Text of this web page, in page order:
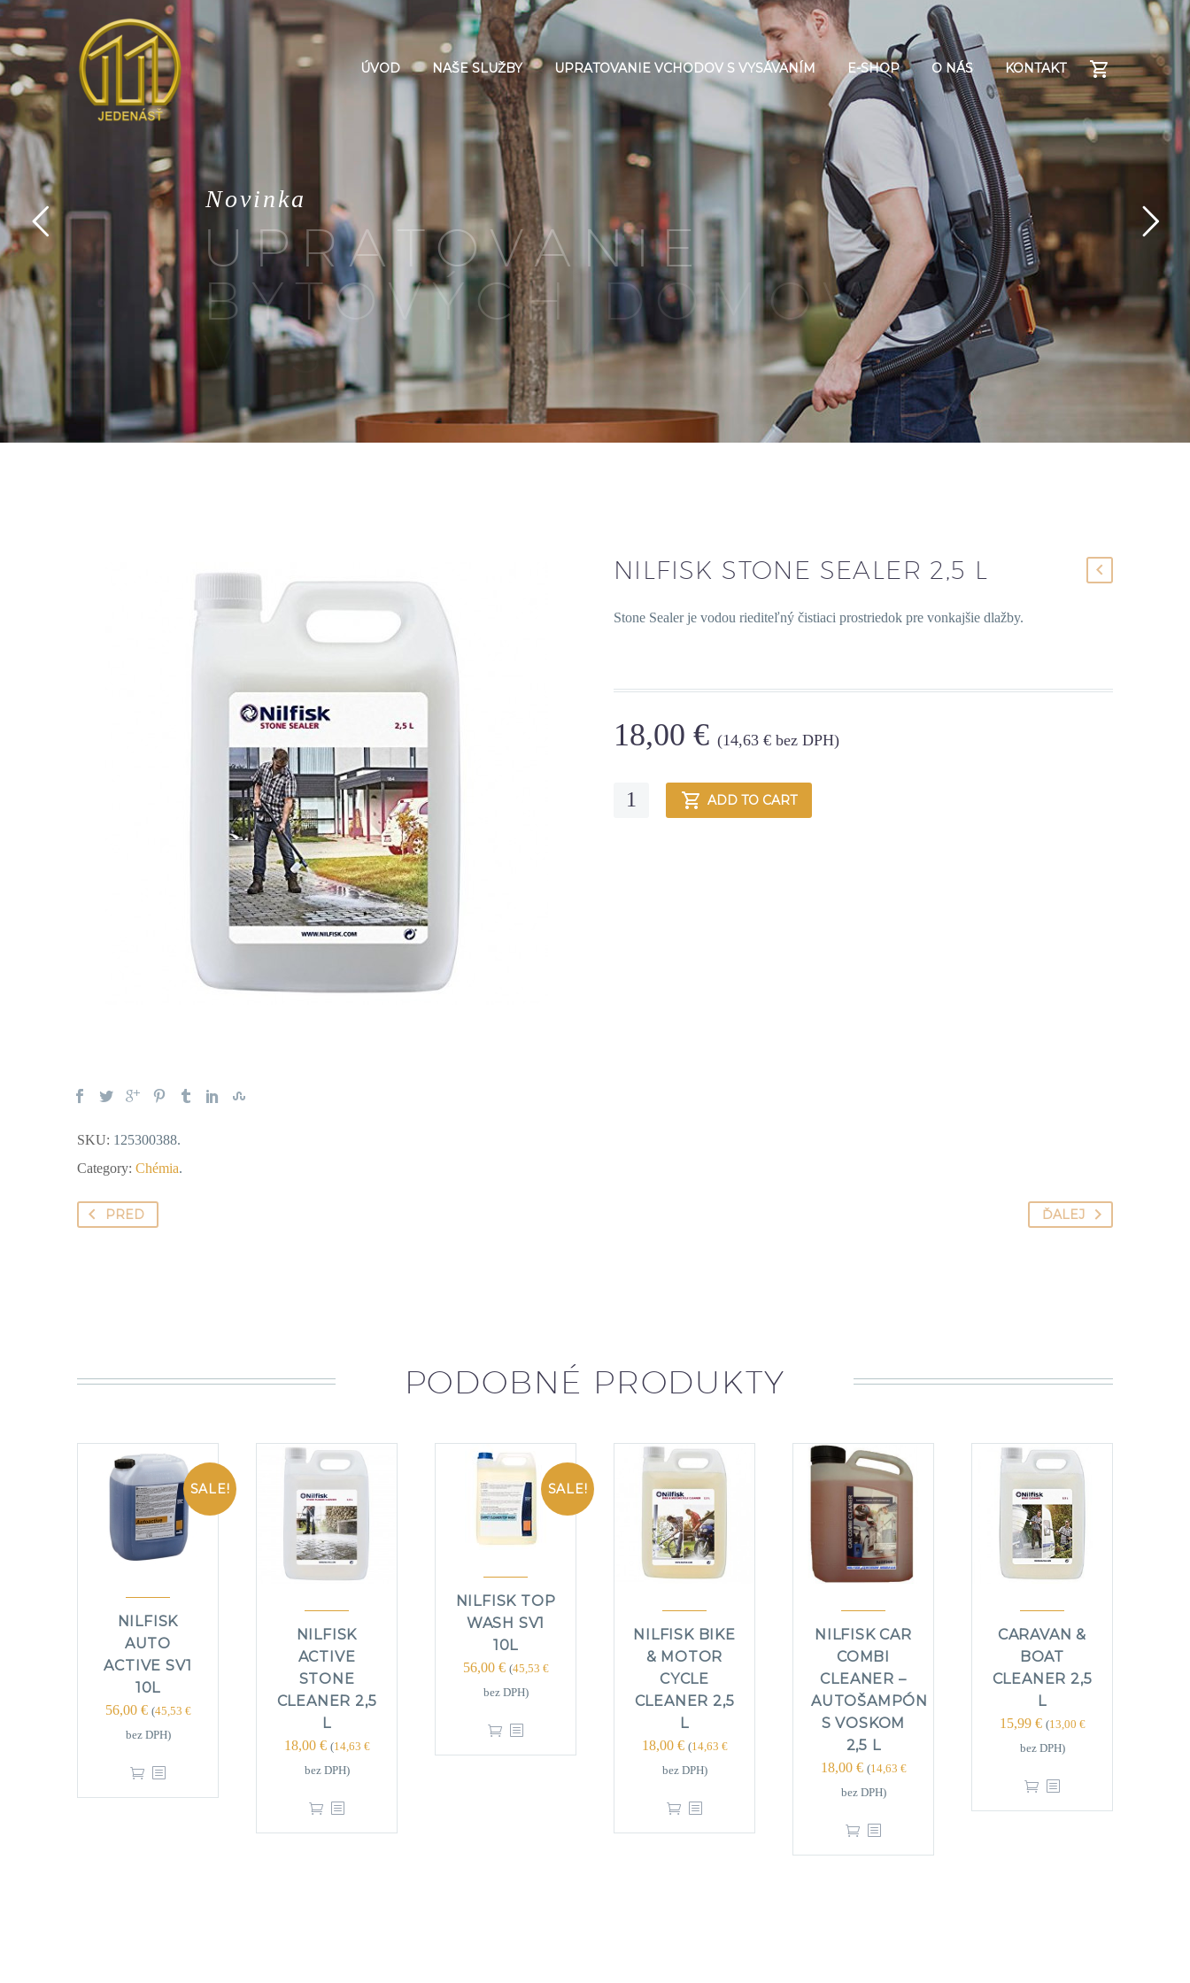
ÚVOD NAŠE SLUŽBY UPRATOVANIE VCHODOV S VYSÁVANÍM E-SHOP O NÁS KONTAKT
Novinka
UPRA TOVA NIE
BYTOVÝCH D O MOV S
V YSÁ VANÍM
SKU: 125300388.
Category: Chémia.
NILFISK STONE SEALER 2,5 L
Stone Sealer je vodou riediteľný čistiaci prostriedok pre vonkajšie dlažby.
18,00 € (14,63 € bez DPH)
Quantity ADD TO CART
PRED ĎALEJ
PODOBNÉ PRODUKTY
SALE!
NILFISK
AUTO
ACTIVE SV1
10L
56,00 € (45,53 €
bez DPH)
NILFISK
ACTIVE
STONE
CLEANER 2,5
L
18,00 € (14,63 €
bez DPH)
SALE!
NILFISK TOP
WASH SV1
10L
56,00 € (45,53 €
bez DPH)
NILFISK BIKE
& MOTOR
CYCLE
CLEANER 2,5
L
18,00 € (14,63 €
bez DPH)
NILFISK CAR
COMBI
CLEANER –
AUTOŠAMPÓN
S VOSKOM
2,5 L
18,00 € (14,63 €
bez DPH)
CARAVAN &
BOAT
CLEANER 2,5
L
15,99 € (13,00 €
bez DPH)